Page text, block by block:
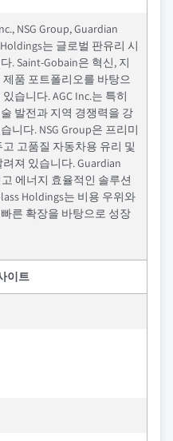
NSG Group, Guardian
Holdings는 글로벌 판유리 시
. Saint-Gobain은 혁신, 지
품 포트폴리오를 바탕으
습니다. AGC Inc.는 특히
발전과 지역 경쟁력을 강
니다. NSG Group은 프리미
고품질 자동차용 유리 및
져 있습니다. Guardian
에너지 효율적인 솔루션
Holdings는 비용 우위와
른 확장을 바탕으로 성장
이트